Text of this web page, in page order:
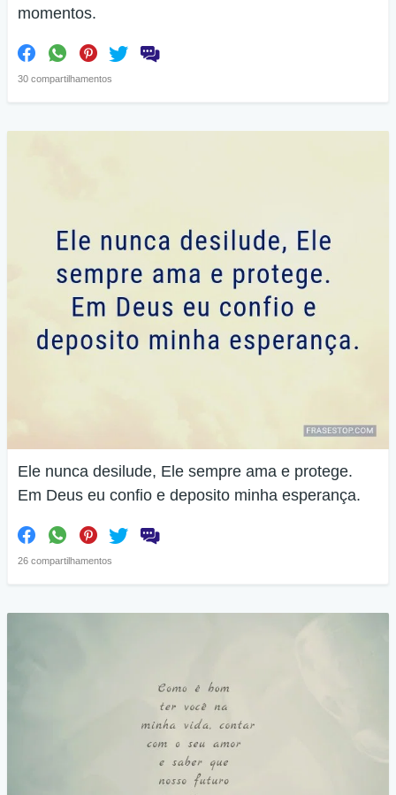
momentos.
30 compartilhamentos
Ele nunca desilude, Ele sempre ama e protege.
Em Deus eu confio e deposito minha esperança.
26 compartilhamentos